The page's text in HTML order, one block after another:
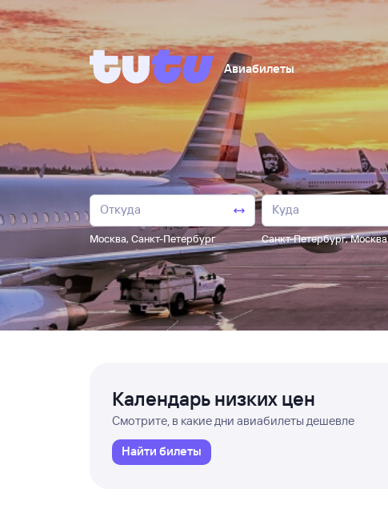
Авиабилеты
Москва, Санкт-Петербург Санкт-Петербург,Москва
Календарь низких цен
Смотрите, в какие дни авиабилеты дешевле
Найти билеты